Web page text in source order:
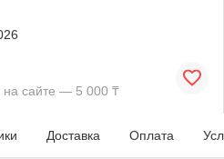
на сайте — 5 000 ₸
Доставка Оплата